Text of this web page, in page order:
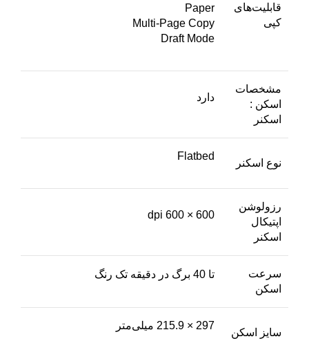
قابلیت‌های
کپی
Paper
Multi-Page Copy
Draft Mode
مشخصات
اسکن :
اسکنر
دارد
نوع اسکنر
Flatbed
رزولوشن
اپتیکال
اسکنر
600 × 600 dpi
سرعت
اسکن
تا 40 برگ در دقیقه تک رنگ
سایز اسکن
297 × 215.9 میلی‌متر